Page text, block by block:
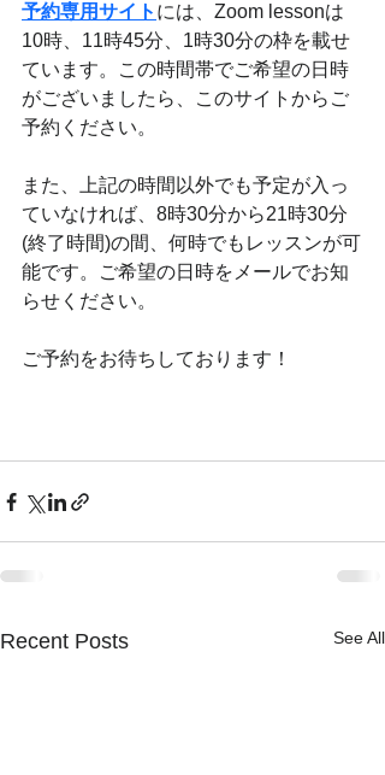
予約専用サイト には、Zoom lessonは
10時、11時45分、1時30分の枠を載せ
ています。この時間帯でご希望の日時
がございましたら、このサイトからご
予約ください。
また、上記の時間以外でも予定が入っ
ていなければ、8時30分から21時30分
(終了時間)の間、何時でもレッスンが可
能です。ご希望の日時をメールでお知
らせください。
ご予約をお待ちしております！
Recent Posts See All